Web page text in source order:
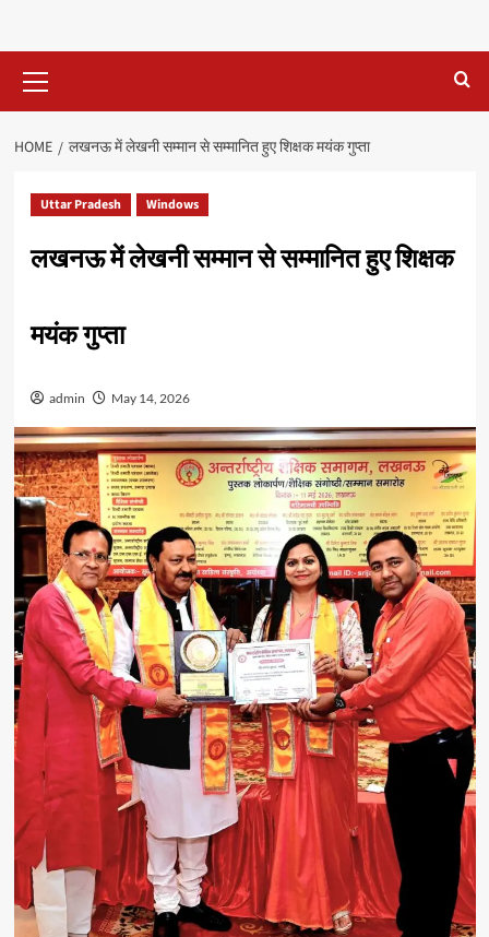
Menu
HOME लखनऊ में लेखनी सम्मान से सम्मानित हुए शिक्षक मयंक गुप्ता
Uttar Pradesh Windows
लखनऊ में लेखनी सम्मान से सम्मानित हुए शिक्षक
मयंक गुप्ता
admin May 14, 2026